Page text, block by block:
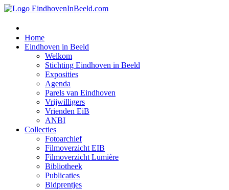
Home
Eindhoven in Beeld
Welkom
Stichting Eindhoven in Beeld
Exposities
Agenda
Parels van Eindhoven
Vrijwilligers
Vrienden EiB
ANBI
Collecties
Fotoarchief
Filmoverzicht EIB
Filmoverzicht Lumière
Bibliotheek
Publicaties
Bidprentjes